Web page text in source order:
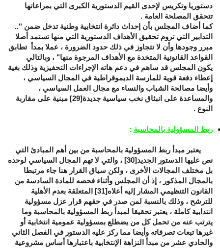
دستوريا وتكريس لإحدى القيم الدستورية الكبرى التي بمراعاتها
تتحقق المصلحة العامة .
كما أضاف المجلس بأن إحداث دائرة انتخابية وطنية تدخل ضمن "..
التدابير التي تروم تحقيق الأهداف الدستورية التي منها تستمد أصلا
مبرر وجودها وأن لا تتجاوز في ذلك حدود الضرورة ، عملا بمدأ تطابق
القواعد القانونية المتخدة مع الأهداف المرجوة منها" ، وبالتالي
يكون المجلس قد ساهم في دعم هاته الإجراءات التحفيزية وذلك بغية
إعطاء دفعة قوية للمارسة الديموقراطية في المجال السياسي ،
وأيضا مصالحة الشباب والنساء مع مجال العمل السياسي ،
والمساعدة على انبثاق نخب سياسية جديدة[29] مبنية على مقاربة
النوع .
ربط المسؤولية بالمحاسبة :
يعتبر مبدأ ربط المسؤولية بالمحاسبة من بين أهم المبادئ التي
نص عليها الدستور الجديد[30] ، والتي لا تهم المجال السياسي لوحده
بل مختلف المجالات الأخرى ، ولكن سياق القرار هنا جاء مرتبطا
بالمجال المذكور ، إذ أن المجلس وأثناء فحصه للمادة السادسة من
القانون التنظيمي المشار إليه أعلاه[31] المتعلقة بعدم الأهلية
للترشح ، وذلك بالنسبة لمن صدر في حقهم قرار عزل مسؤولية
انتدابية كاملة ، يعتبر تحقيقا لمبدأ ربط المسؤولية بالمحاسبة وما
يترتب عنه من تحمل كل من يضطلع بمسؤولية عمومية انتخابية أو
غيرها تبعات تصرفاته وأيضا مما ركز عليه الدستور في الفصل الثاني
والحادي عشر من مبدأ النزاهة الإنتخابية باعتبارها أساس مشروعية